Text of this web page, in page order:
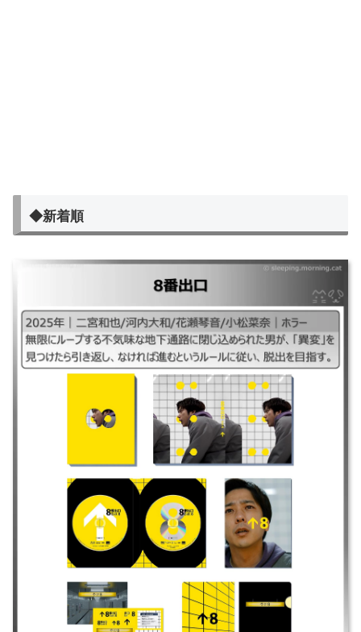
◆新着順
｜8番出口2025、はちばんでぐち2025 ｜2025年｜二宮和也/河内大和/花瀬
琴音/小松菜奈｜ホラー ｜無限にループする不気味な地下通路に閉じ込め
られた男が、「異変」を見つけたら引き返し、なければ進むというルール